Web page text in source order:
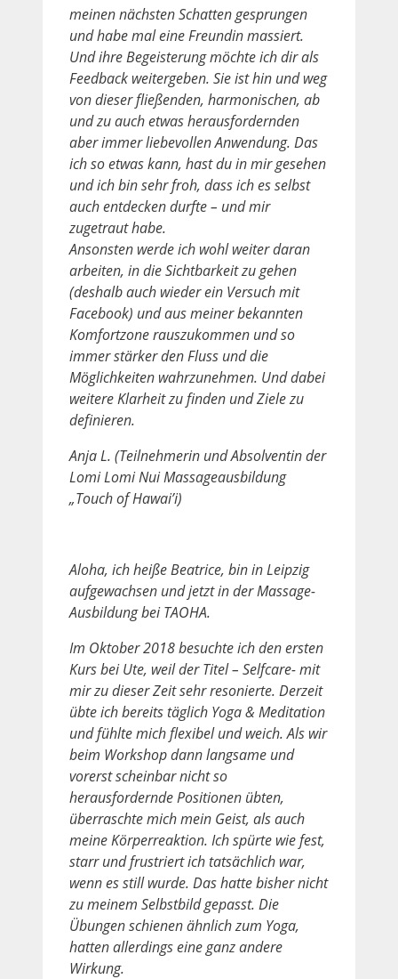
meinen nächsten Schatten gesprungen
und habe mal eine Freundin massiert.
Und ihre Begeisterung möchte ich dir als
Feedback weitergeben. Sie ist hin und weg
von dieser fließenden, harmonischen, ab
und zu auch etwas herausfordernden
aber immer liebevollen Anwendung. Das
ich so etwas kann, hast du in mir gesehen
und ich bin sehr froh, dass ich es selbst
auch entdecken durfte – und mir
zugetraut habe.
Ansonsten werde ich wohl weiter daran
arbeiten, in die Sichtbarkeit zu gehen
(deshalb auch wieder ein Versuch mit
Facebook) und aus meiner bekannten
Komfortzone rauszukommen und so
immer stärker den Fluss und die
Möglichkeiten wahrzunehmen. Und dabei
weitere Klarheit zu finden und Ziele zu
definieren.
Anja L. (Teilnehmerin und Absolventin der
Lomi Lomi Nui Massageausbildung
„Touch of Hawai’i)
Aloha, ich heiße Beatrice, bin in Leipzig
aufgewachsen und jetzt in der Massage-
Ausbildung bei TAOHA.
Im Oktober 2018 besuchte ich den ersten
Kurs bei Ute, weil der Titel – Selfcare- mit
mir zu dieser Zeit sehr resonierte. Derzeit
übte ich bereits täglich Yoga & Meditation
und fühlte mich flexibel und weich. Als wir
beim Workshop dann langsame und
vorerst scheinbar nicht so
herausfordernde Positionen übten,
überraschte mich mein Geist, als auch
meine Körperreaktion. Ich spürte wie fest,
starr und frustriert ich tatsächlich war,
wenn es still wurde. Das hatte bisher nicht
zu meinem Selbstbild gepasst. Die
Übungen schienen ähnlich zum Yoga,
hatten allerdings eine ganz andere
Wirkung.